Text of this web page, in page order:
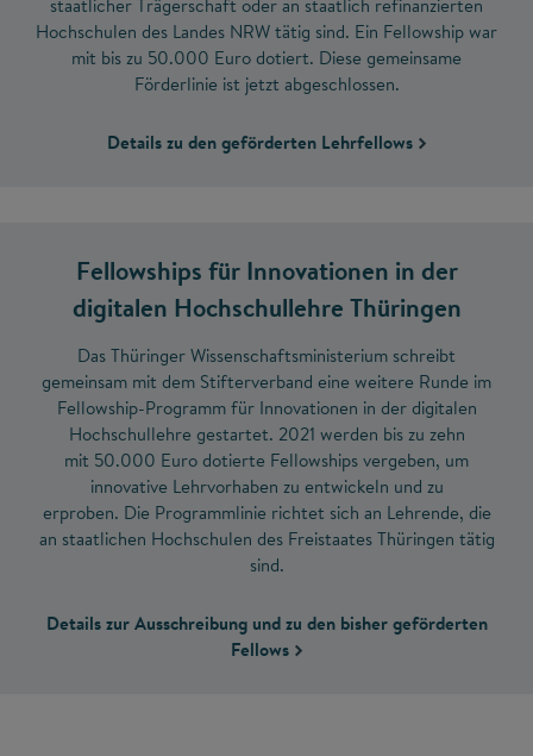
staatlicher Trägerschaft oder an staatlich refinanzierten
Hochschulen des Landes NRW tätig sind. Ein Fellowship war
mit bis zu 50.000 Euro dotiert. Diese gemeinsame
Förderlinie ist jetzt abgeschlossen.
Details zu den geförderten Lehrfellows
Fellowships für Innovationen in der
digitalen Hochschullehre Thüringen
Das Thüringer Wissenschaftsministerium schreibt
gemeinsam mit dem Stifterverband eine weitere Runde im
Fellowship-Programm für Innovationen in der digitalen
Hochschullehre gestartet. 2021 werden bis zu zehn
mit 50.000 Euro dotierte Fellowships vergeben, um
innovative Lehrvorhaben zu entwickeln und zu
erproben. Die Programmlinie richtet sich an Lehrende, die
an staatlichen Hochschulen des Freistaates Thüringen tätig
sind.
Details zur Ausschreibung und zu den bisher geförderten
Fellows